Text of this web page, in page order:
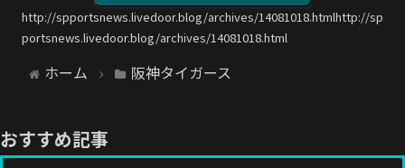
http://spportsnews.livedoor.blog/archives/14081018.htmlhttp://sp
portsnews.livedoor.blog/archives/14081018.html
ホーム 阪神タイガース
おすすめ記事